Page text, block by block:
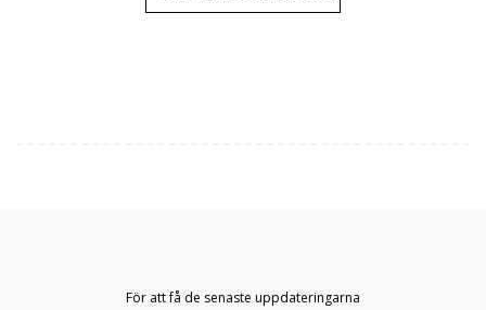
För att få de senaste uppdateringarna